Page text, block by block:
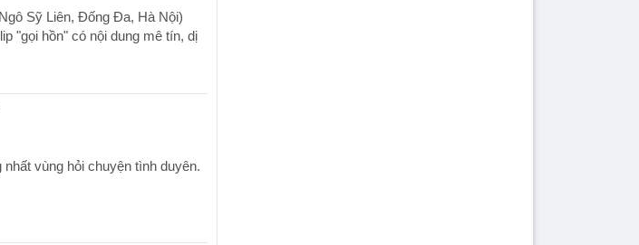
Sỹ Liên, Đống Đa, Hà Nội)
"gọi hồn" có nội dung mê tín, dị
vùng hỏi chuyện tình duyên.